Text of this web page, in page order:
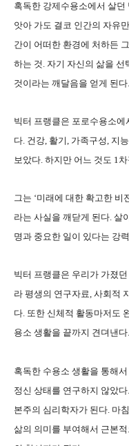
혹독한 강제수용소에서 살던
앗아 가도 결코 인간의 자유
간이 어떠한 환경에 처하든
하는 것. 자기 자신의 삶을
것이라는 깨달음을 얻게 된다.
빅터 프랭클은 포로수용소
다. 건강, 활기, 가족구성, 지
보았다. 하지만 어느 것도 1
그는 ‘미래에 대한 확고한 비
라는 사실을 깨닫게 된다. 살
명과 중요한 일이 있다는 강
빅터 프랭클은 우리가 가졌
라 평생의 연구자료, 사회적
다. 또한 신체적 활동마저도
용소 생활을 끝까지 견뎌낸다.
혹독한 수용소 생활을 통해
정신 상태를 연구하지 않았
본주의 심리학자가 된다. 마
삶의 의미를 부여해서 근본